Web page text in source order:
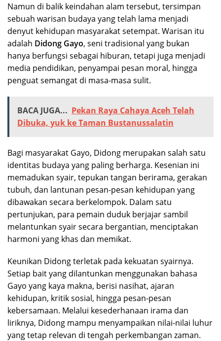
Namun di balik keindahan alam tersebut, tersimpan
sebuah warisan budaya yang telah lama menjadi
denyut kehidupan masyarakat setempat. Warisan itu
adalah Didong Gayo, seni tradisional yang bukan
hanya berfungsi sebagai hiburan, tetapi juga menjadi
media pendidikan, penyampai pesan moral, hingga
penguat semangat di masa-masa sulit.
BACA JUGA... Pekan Raya Cahaya Aceh Telah
Dibuka, yuk ke Taman Bustanussalatin
Bagi masyarakat Gayo, Didong merupakan salah satu
identitas budaya yang paling berharga. Kesenian ini
memadukan syair, tepukan tangan berirama, gerakan
tubuh, dan lantunan pesan-pesan kehidupan yang
dibawakan secara berkelompok. Dalam satu
pertunjukan, para pemain duduk berjajar sambil
melantunkan syair secara bergantian, menciptakan
harmoni yang khas dan memikat.
Keunikan Didong terletak pada kekuatan syairnya.
Setiap bait yang dilantunkan menggunakan bahasa
Gayo yang kaya makna, berisi nasihat, ajaran
kehidupan, kritik sosial, hingga pesan-pesan
kebersamaan. Melalui kesederhanaan irama dan
liriknya, Didong mampu menyampaikan nilai-nilai luhur
yang tetap relevan di tengah perkembangan zaman.